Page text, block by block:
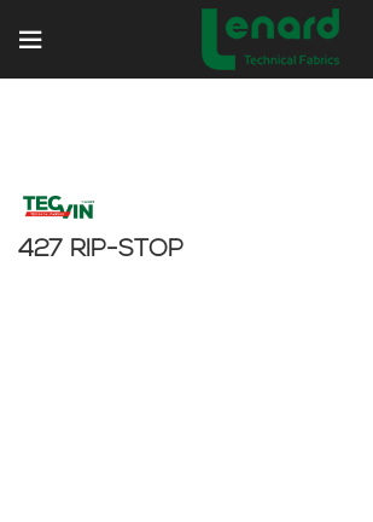
427 RIP-STOP